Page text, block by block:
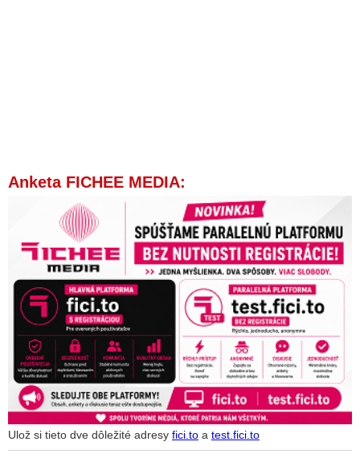
Anketa FICHEE MEDIA:
Ulož si tieto dve dôležité adresy fici.to a test.fici.to